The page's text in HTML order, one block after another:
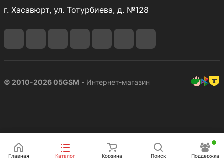
Подписаться
Главная Каталог Корзина Поиск Поддержка
г. Хасавюрт, ул. Тотурбиева, д. №128
© 2010-2026 05GSM - Интернет-магазин